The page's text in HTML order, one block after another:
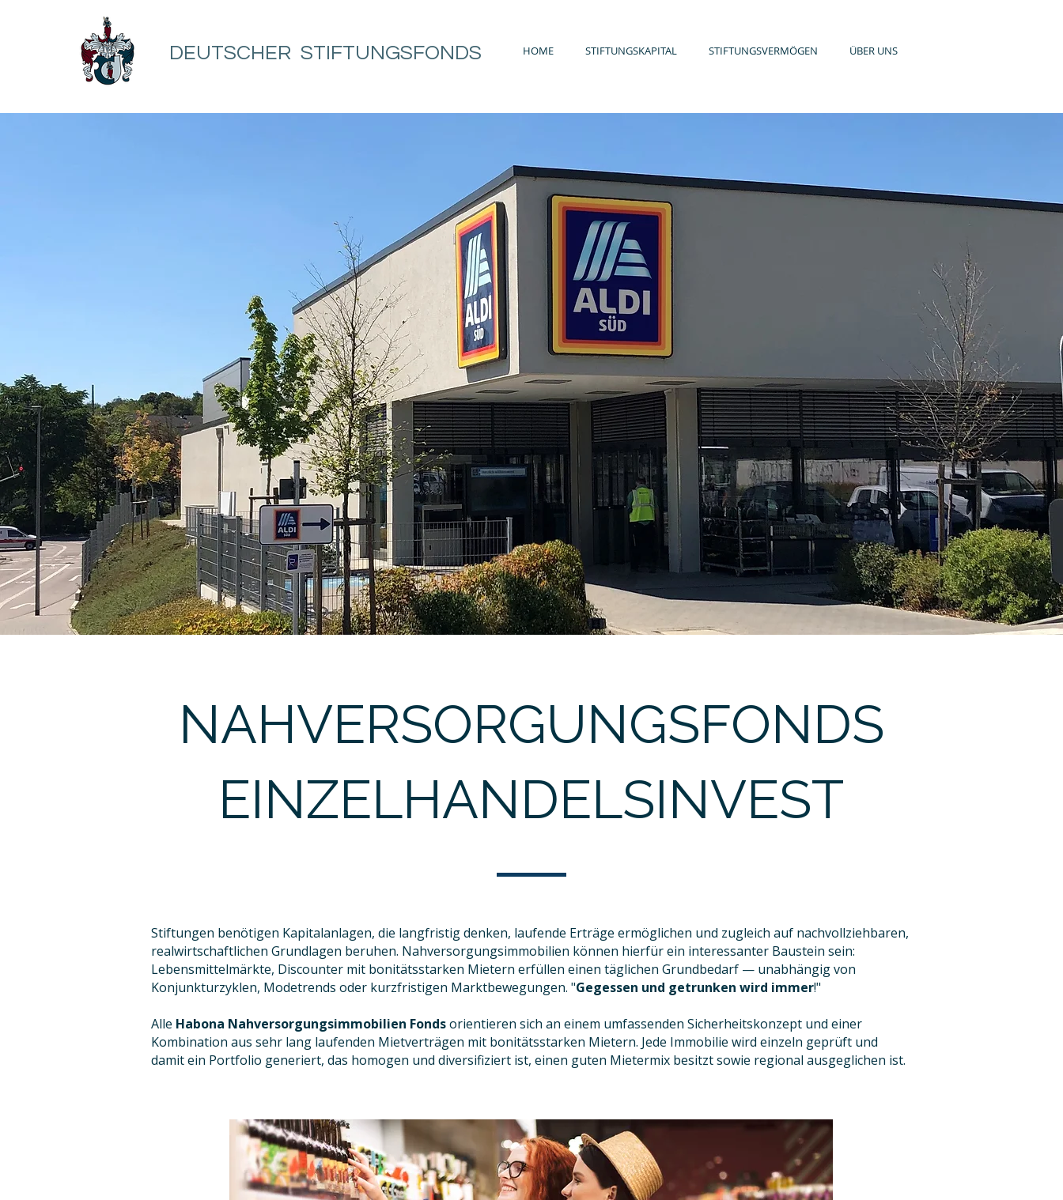
DEUTSCHER STIFTUNGSFONDS HOME STIFTUNGSKAPITAL STIFTUNGSVERMÖGEN ÜBER UNS
NAHVERSORGUNGSFONDS
EINZELHANDELSINVEST
Stiftungen benötigen Kapitalanlagen, die langfristig denken, laufende Erträge ermöglichen und zugleich auf nachvollziehbaren,
realwirtschaftlichen Grundlagen beruhen. Nahversorgungsimmobilien können hierfür ein interessanter Baustein sein:
Lebensmittelmärkte, Discounter mit bonitätsstarken Mietern erfüllen einen täglichen Grundbedarf — unabhängig von
Konjunkturzyklen, Modetrends oder kurzfristigen Marktbewegungen. "Gegessen und getrunken wird immer!"
​Alle Habona Nahversorgungsimmobilien Fondsorientieren sich an einem umfassenden Sicherheitskonzept und einer
Kombination aus sehr lang laufenden Mietverträgen mit bonitätsstarken Mietern. Jede Immobilie wird einzeln geprüft und
damit ein Portfolio generiert, das homogen und diversifiziert ist, einen guten Mietermix besitzt sowie regional ausgeglichen ist.